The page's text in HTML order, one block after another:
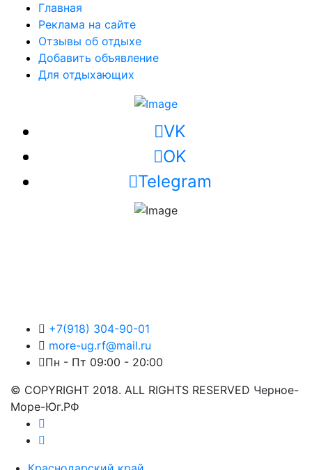
Главная
Реклама на сайте
Отзывы об отдыхе
Добавить объявление
Для отдыхающих
VK
OK
Telegram
+7(918) 304-90-01
more-ug.rf@mail.ru
Пн - Пт 09:00 - 20:00
© COPYRIGHT 2018. ALL RIGHTS RESERVED Черное-
Море-Юг.РФ